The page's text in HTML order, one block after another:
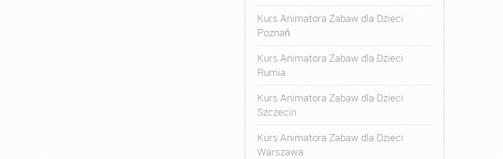
Kurs Animatora Zabaw dla Dzieci
Poznań
Kurs Animatora Zabaw dla Dzieci
Rumia
Kurs Animatora Zabaw dla Dzieci
Szczecin
Kurs Animatora Zabaw dla Dzieci
Warszawa